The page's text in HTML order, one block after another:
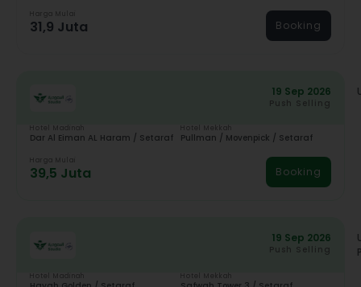
Harga Mulai
31,9 Juta Booking
19 Sep 2026
Push Selling
Hotel Madinah
Dar Al Eiman AL Haram / Setaraf
Hotel Mekkah
Pullman / Movenpick / Setaraf
Harga Mulai
39,5 Juta Booking
19 Sep 2026
Push Selling
Hotel Madinah Hotel Mekkah